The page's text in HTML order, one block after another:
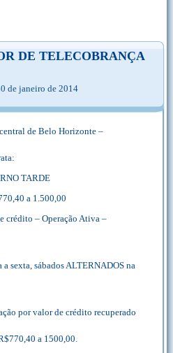
DE TELECOBRANÇA
de janeiro de 2014
de Belo Horizonte –
TARDE
a 1.500,00
crédito – Operação Ativa –
sexta, sábados ALTERNADOS na
por valor de crédito recuperado
a 1500,00.